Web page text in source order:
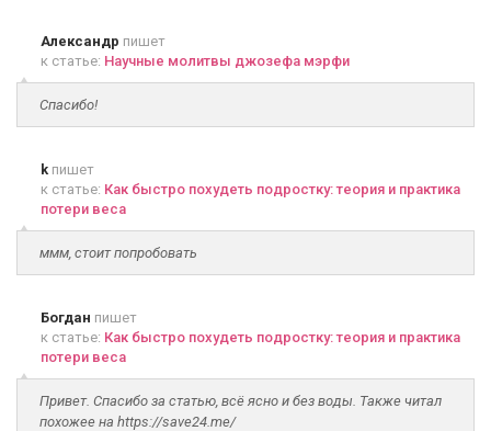
Александр пишет
к статье: Научные молитвы джозефа мэрфи
Спасибо!
k пишет
к статье: Как быстро похудеть подростку: теория и практика
потери веса
ммм, стоит попробовать
Богдан пишет
к статье: Как быстро похудеть подростку: теория и практика
потери веса
Привет. Спасибо за статью, всё ясно и без воды. Также читал
похожее на https://save24.me/